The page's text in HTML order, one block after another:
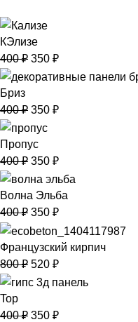
КЭлизе
400₽ 350 ₽
Бриз
400₽ 350 ₽
Пропус
400₽ 350 ₽
Волна Эльба
400₽ 350 ₽
Французский кирпич
800₽ 520 ₽
Top
400₽ 350 ₽